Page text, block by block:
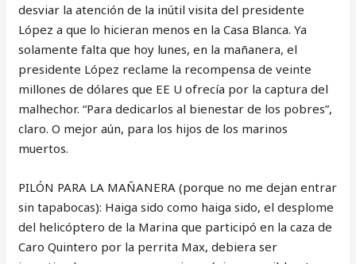
desviar la atención de la inútil visita del presidente
López a que lo hicieran menos en la Casa Blanca. Ya
solamente falta que hoy lunes, en la mañanera, el
presidente López reclame la recompensa de veinte
millones de dólares que EE U ofrecía por la captura del
malhechor. “Para dedicarlos al bienestar de los pobres”,
claro. O mejor aún, para los hijos de los marinos
muertos.
PILÓN PARA LA MAÑANERA (porque no me dejan entrar
sin tapabocas): Haiga sido como haiga sido, el desplome
del helicóptero de la Marina que participó en la caza de
Caro Quintero por la perrita Max, debiera ser